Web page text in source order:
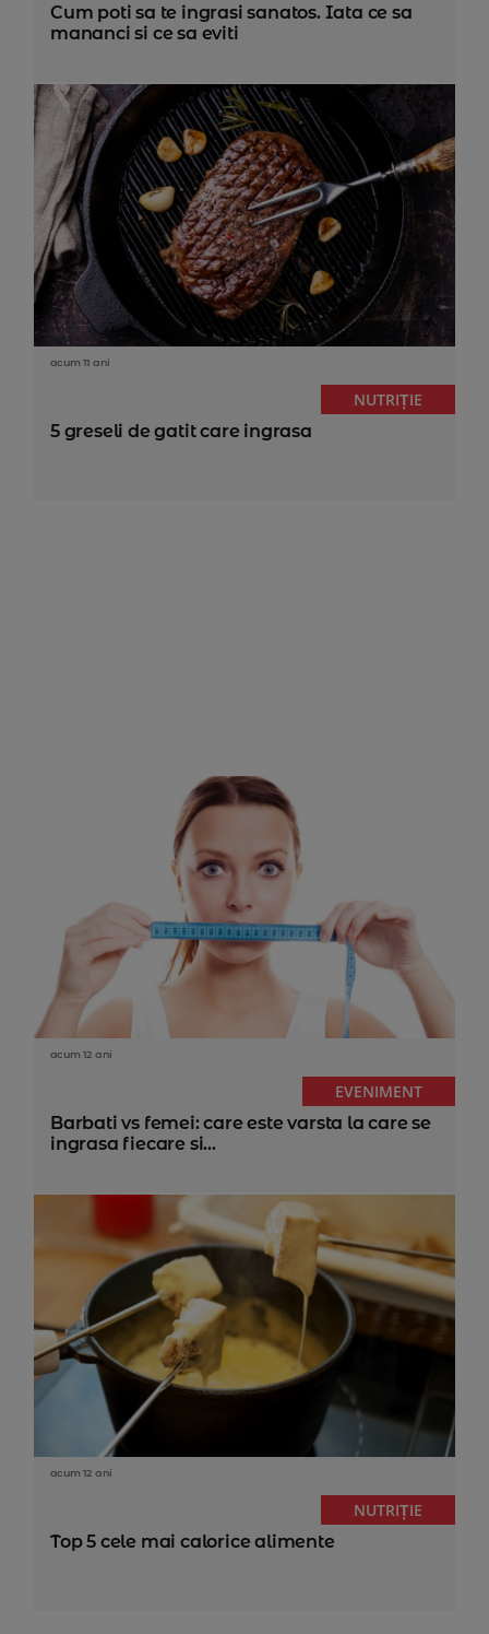
Cum poti sa te ingrasi sanatos. Iata ce sa
mananci si ce sa eviti
acum 11 ani
NUTRIȚIE
5 greseli de gatit care ingrasa
acum 12 ani
EVENIMENT
Barbati vs femei: care este varsta la care se
ingrasa fiecare si...
acum 12 ani
NUTRIȚIE
Top 5 cele mai calorice alimente